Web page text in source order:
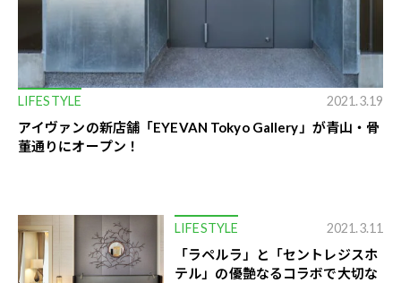
LIFESTYLE 2021.3.19
アイヴァンの新店舗「EYEVAN Tokyo Gallery」が青山・骨
董通りにオープン！
LIFESTYLE 2021.3.11
「ラペルラ」と「セントレジスホ
テル」の優艶なるコラボで大切な